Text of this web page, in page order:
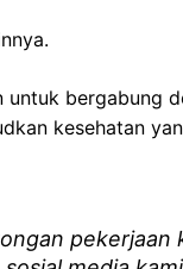
untuk bergabung
kesehatan
pekerjaan